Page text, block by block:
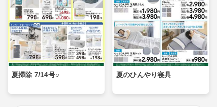
夏掃除 7/14号○ 夏のひんやり寝具